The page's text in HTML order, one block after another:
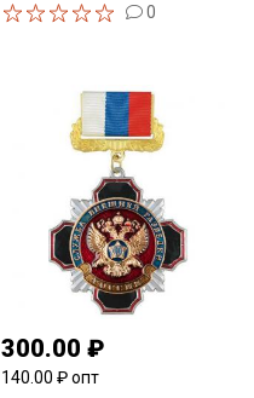
0
300.00 ₽
140.00 ₽ опт